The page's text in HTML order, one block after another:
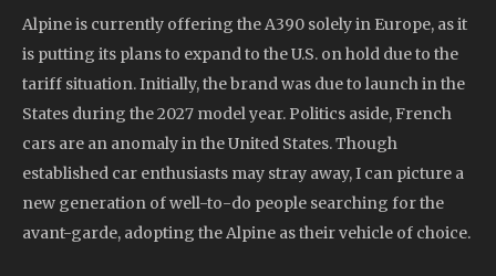
Alpine is currently offering the A390 solely in Europe, as it
is putting its plans to expand to the U.S. on hold due to the
tariff situation. Initially, the brand was due to launch in the
States during the 2027 model year. Politics aside, French
cars are an anomaly in the United States. Though
established car enthusiasts may stray away, I can picture a
new generation of well-to-do people searching for the
avant-garde, adopting the Alpine as their vehicle of choice.